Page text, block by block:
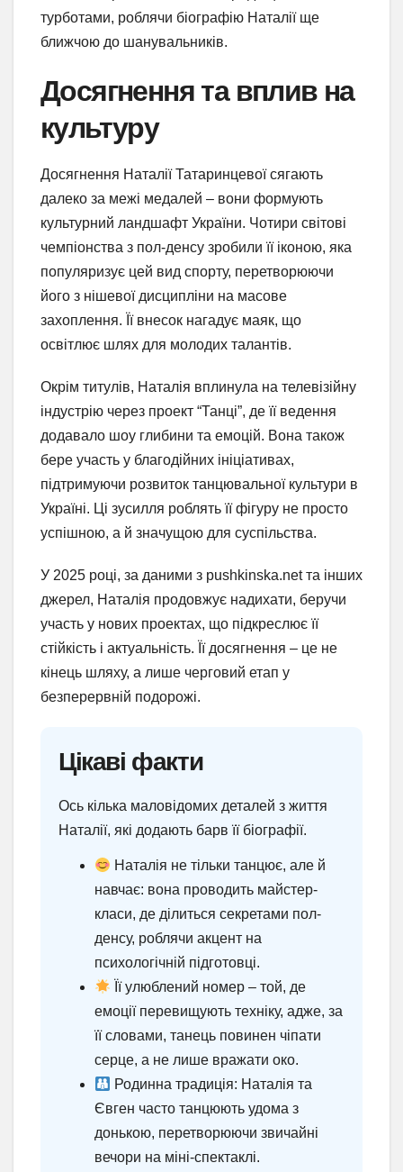
турботами, роблячи біографію Наталії ще
ближчою до шанувальників.
Досягнення та вплив на
культуру
Досягнення Наталії Татаринцевої сягають
далеко за межі медалей – вони формують
культурний ландшафт України. Чотири світові
чемпіонства з пол-денсу зробили її іконою, яка
популяризує цей вид спорту, перетворюючи
його з нішевої дисципліни на масове
захоплення. Її внесок нагадує маяк, що
освітлює шлях для молодих талантів.
Окрім титулів, Наталія вплинула на телевізійну
індустрію через проект “Танці”, де її ведення
додавало шоу глибини та емоцій. Вона також
бере участь у благодійних ініціативах,
підтримуючи розвиток танцювальної культури в
Україні. Ці зусилля роблять її фігуру не просто
успішною, а й значущою для суспільства.
У 2025 році, за даними з pushkinska.net та інших
джерел, Наталія продовжує надихати, беручи
участь у нових проектах, що підкреслює її
стійкість і актуальність. Її досягнення – це не
кінець шляху, а лише черговий етап у
безперервній подорожі.
Цікаві факти
Ось кілька маловідомих деталей з життя
Наталії, які додають барв її біографії.
Наталія не тільки танцює, але й
навчає: вона проводить майстер-
класи, де ділиться секретами пол-
денсу, роблячи акцент на
психологічній підготовці.
Її улюблений номер – той, де
емоції перевищують техніку, адже, за
її словами, танець повинен чіпати
серце, а не лише вражати око.
Родинна традиція: Наталія та
Євген часто танцюють удома з
донькою, перетворюючи звичайні
вечори на міні-спектаклі.